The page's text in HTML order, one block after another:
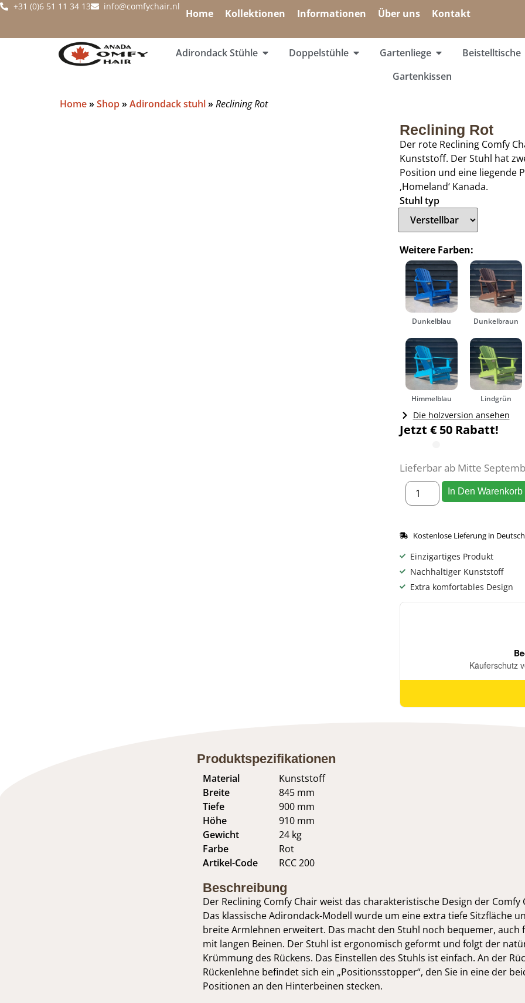
+31 (0)6 51 11 34 13 info@comfychair.nl
Home Kollektionen Informationen Über uns Kontakt
Adirondack Stühle Doppelstühle Gartenliege
Beistelltische
Gartenkissen
Home»Shop»Adirondack stuhl»Reclining Rot
Reclining Rot
Der rote Reclining Comfy
Kunststoff. Der Stuhl hat
Position und eine liegende
‚Homeland‘ Kanada.
Stuhl typ
Weitere Farben:
Dunkelblau Dunkelbraun
Himmelblau Lindgrün
Die holzversion ansehen
Jetzt € 50 Rabatt!
Lieferbar ab Mitte
In Den Warenkorb
Kostenlose Lieferung in
Einzigartiges Produkt
Nachhaltiger Kunststoff
Extra komfortables Design
Produktspezifikationen
Material
Breite
Tiefe
Höhe
Gewicht
Farbe
Artikel-Code
Kunststoff
845 mm
900 mm
910 mm
24 kg
Rot
RCC 200
Beschreibung
Der Reclining Comfy Chair weist das charakteristische Design der Comfy
Das klassische Adirondack-Modell wurde um eine extra tiefe Sitzfläche
breite Armlehnen erweitert. Das macht den Stuhl noch bequemer, auch
mit langen Beinen. Der Stuhl ist ergonomisch geformt und folgt der
Krümmung des Rückens. Das Einstellen des Stuhls ist einfach. An der
Rückenlehne befindet sich ein „Positionsstopper“, den Sie in eine der
Positionen an den Hinterbeinen stecken.